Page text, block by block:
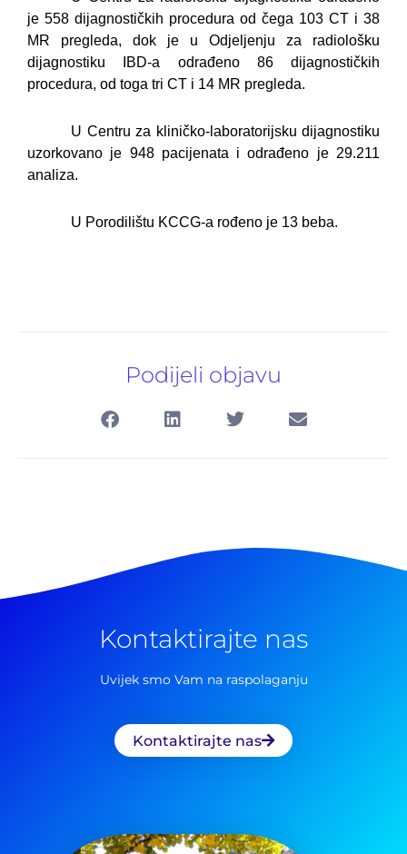
je 558 dijagnostičkih procedura od čega 103 CT i 38
MR pregleda, dok je u Odjeljenju za radiološku
dijagnostiku IBD-a odrađeno 86 dijagnostičkih
procedura, od toga tri CT i 14 MR pregleda.
U Centru za kliničko-laboratorijsku dijagnostiku
uzorkovano je 948 pacijenata i odrađeno je 29.211
analiza.
U Porodilištu KCCG-a rođeno je 13 beba.
Podijeli objavu
Kontaktirajte nas
Uvijek smo Vam na raspolaganju
Kontaktirajte nas